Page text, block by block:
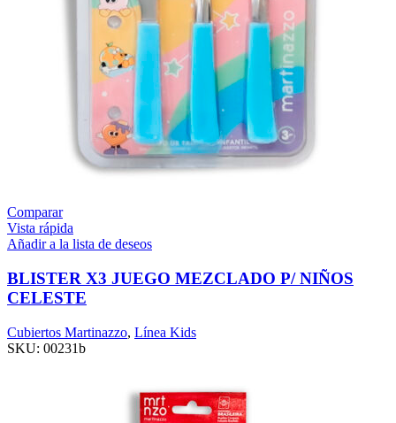
Comparar
Vista rápida
Añadir a la lista de deseos
BLISTER X3 JUEGO MEZCLADO P/ NIÑOS
CELESTE
Cubiertos Martinazzo, Línea Kids
SKU: 00231b